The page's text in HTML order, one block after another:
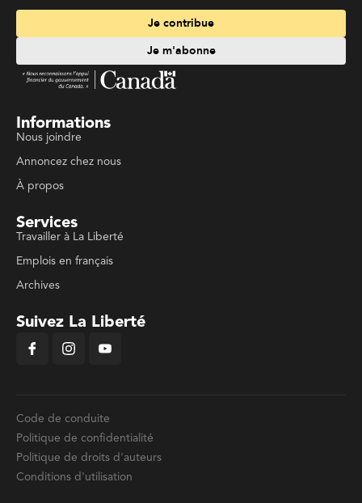
Je contribue
Je m'abonne
Informations
Nous joindre
Annoncez chez nous
À propos
Services
Travailler à La Liberté
Emplois en français
Archives
Suivez La Liberté
Code de conduite
Politique de confidentialité
Politique de droits d'auteurs
Conditions d'utilisation